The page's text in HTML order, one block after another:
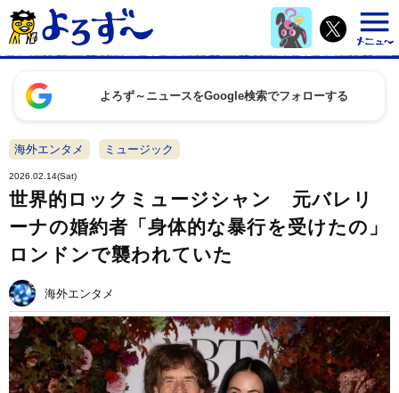
よろず～ニュースをGoogle検索でフォローする
海外エンタメ ミュージック
2026.02.14(Sat)
世界的ロックミュージシャン 元バレリ
ーナの婚約者「身体的な暴行を受けたの」
ロンドンで襲われていた
海外エンタメ